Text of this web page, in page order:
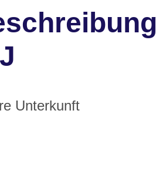
Unterkunft